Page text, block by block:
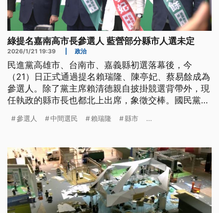
綠提名嘉南高市長參選人 藍營部分縣市人選未定
2026/1/21 19:39 政治
民進黨高雄市、台南市、嘉義縣初選落幕後，今
（21）日正式通過提名賴瑞隆、陳亭妃、蔡易餘成為
參選人。除了黨主席賴清德親自披掛競選背帶外，現
任執政的縣市長也都北上出席，象徵交棒。國民黨提
的紛爭，黨主席鄭麗文特別強調，提名會按照制度
參選人 中間選民 賴瑞隆 縣市 ...